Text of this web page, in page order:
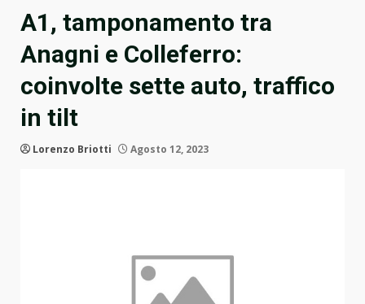
A1, tamponamento tra
Anagni e Colleferro:
coinvolte sette auto, traffico
in tilt
Lorenzo Briotti Agosto 12, 2023